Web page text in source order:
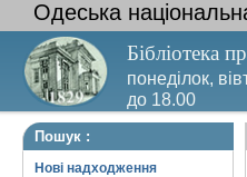
Одеська
Бібліотека
понеділок,
до 18.00
Вихідний
Пошук :
Нові надходження